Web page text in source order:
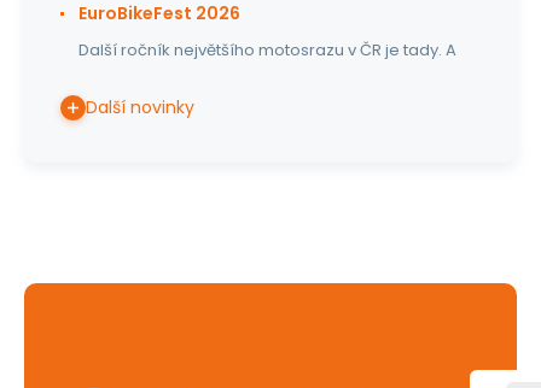
EuroBikeFest 2026
Další ročník největšího motosrazu v ČR je tady. A
Další novinky